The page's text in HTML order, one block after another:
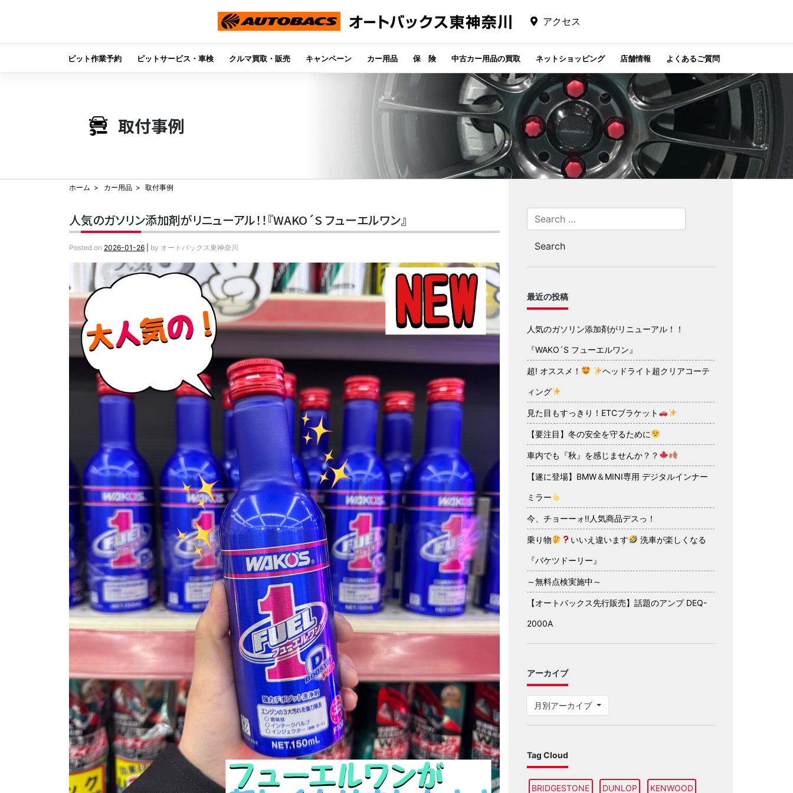
アクセス
ピット作業予約 ピットサービス・車検 クルマ買取・販売 キャンペーン カー用品 保 険 中古カー用品の買取 ネットショッピング 店舗情報 よくあるご質問
取付事例
ホーム カー用品 取付事例
人気のガソリン添加剤がリニューアル！！『WAKO´S フューエルワン』
Posted on 2026-01-26 by オートバックス東神奈川
最近の投稿
人気のガソリン添加剤がリニューアル！！
『WAKO´S フューエルワン』
超! オススメ！ ヘッドライト超クリアコーテ
ィング
見た目もすっきり！ETCブラケット
【要注目】冬の安全を守るために
車内でも『秋』を感じませんか？？
【遂に登場】BMW＆MINI専用 デジタルインナー
ミラー
今、チョーーォ!!人気商品デスっ！
乗り物 いいえ違います 洗車が楽しくなる
『バケツドーリー』
～無料点検実施中～
【オートバックス先行販売】話題のアンプ DEQ-
2000A
アーカイブ
月別アーカイブ
Tag Cloud
BRIDGESTONE DUNLOP KENWOOD